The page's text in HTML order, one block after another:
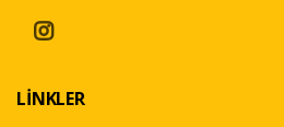
LİNKLER